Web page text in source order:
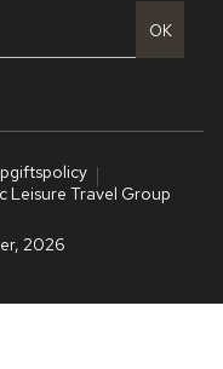
OK
Leisure Travel Group
2026